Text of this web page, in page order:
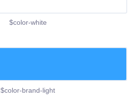
$color-white
$color-brand-light